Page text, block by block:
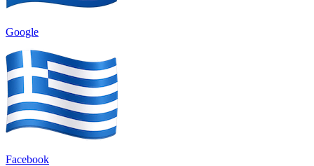
Google
Facebook